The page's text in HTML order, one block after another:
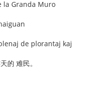
la Granda Muro
de plorantaj kaj
的 难民。